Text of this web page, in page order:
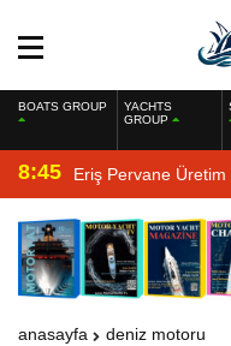
BOATS GROUP
YACHTS
GROUP
8:45 Eriş Pervane Üretim
anasayfa deniz motoru